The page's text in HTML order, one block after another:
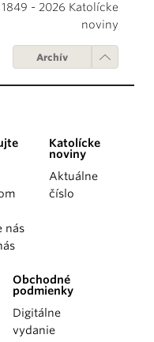
- 2026 Katolícke
noviny
Archív
nás
Katolícke
noviny
Aktuálne
číslo
Obchodné
podmienky
Digitálne
vydanie